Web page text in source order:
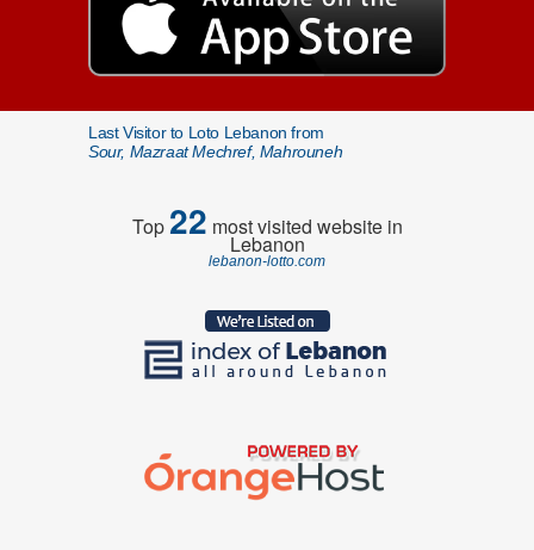
Last Visitor to Loto Lebanon from
Sour, Mazraat Mechref, Mahrouneh
Top22 most visited website in
Lebanon
lebanon-lotto.com